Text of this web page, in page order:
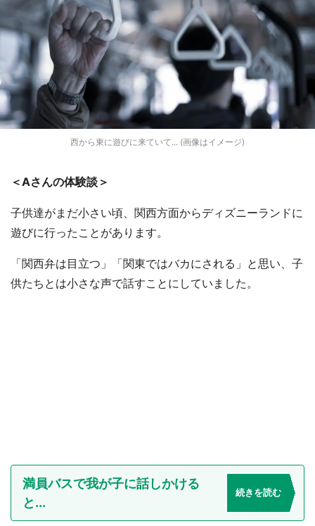
西から東に遊びに来ていて... (画像はイメージ)
＜Aさんの体験談＞
子供達がまだ小さい頃、関西方面からディズニーランドに
遊びに行ったことがあります。
「関西弁は目立つ」「関東ではバカにされる」と思い、子
供たちとは小さな声で話すことにしていました。
満員バスで我が子に話しかける
と...
続きを読む